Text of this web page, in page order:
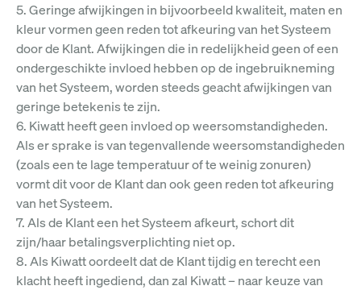
5. Geringe afwijkingen in bijvoorbeeld kwaliteit, maten en
kleur vormen geen reden tot afkeuring van het Systeem
door de Klant. Afwijkingen die in redelijkheid geen of een
ondergeschikte invloed hebben op de ingebruikneming
van het Systeem, worden steeds geacht afwijkingen van
geringe betekenis te zijn.
6. Kiwatt heeft geen invloed op weersomstandigheden.
Als er sprake is van tegenvallende weersomstandigheden
(zoals een te lage temperatuur of te weinig zonuren)
vormt dit voor de Klant dan ook geen reden tot afkeuring
van het Systeem.
7. Als de Klant een het Systeem afkeurt, schort dit
zijn/haar betalingsverplichting niet op.
8. Als Kiwatt oordeelt dat de Klant tijdig en terecht een
klacht heeft ingediend, dan zal Kiwatt – naar keuze van